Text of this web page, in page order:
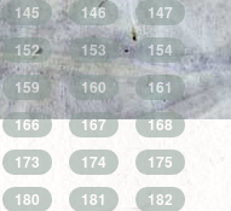
145 146
147
152 153
154
159 160
161
166 167
168
173 174
175
180 181
182